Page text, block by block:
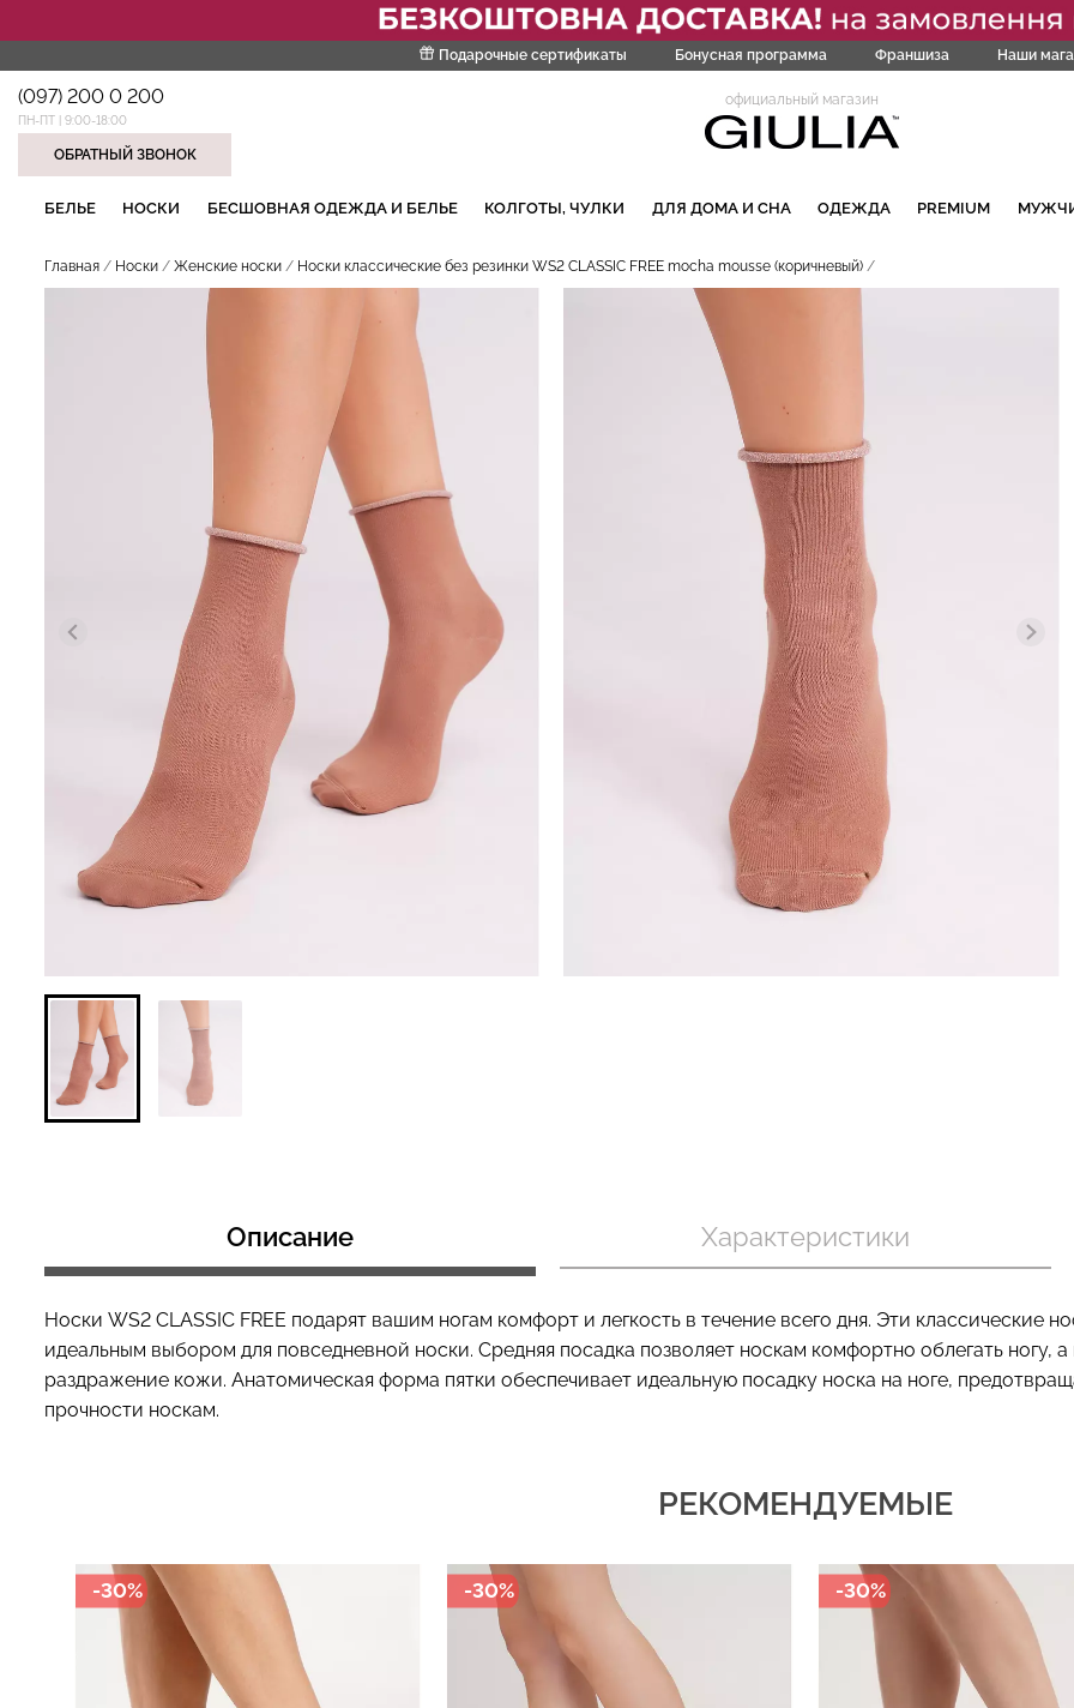
Подарочные сертификаты Бонусная программа Франшиза Наши
(097) 200 0 200
ПН-ПТ | 9:00-18:00
ОБРАТНЫЙ ЗВОНОК
официальный магазин
БЕЛЬЕ НОСКИ БЕСШОВНАЯ ОДЕЖДА И БЕЛЬЕ КОЛГОТЫ, ЧУЛКИ ДЛЯ ДОМА И СНА ОДЕЖДА PREMIUM
Главная Носки Женские носки Носки классические без резинки WS2 CLASSIC FREE mocha mousse (коричневый)
Описание Характеристики
Носки WS2 CLASSIC FREE подарят вашим ногам комфорт и легкость в течение всего дня. Эти классические
идеальным выбором для повседневной носки. Средняя посадка позволяет носкам комфортно облегать
раздражение кожи. Анатомическая форма пятки обеспечивает идеальную посадку носка на ноге,
прочности носкам.
РЕКОМЕНДУЕМЫЕ
-30% -30% -30%
НАШИ ТРЕНДОВЫЕ ТОВАРЫ
Бесшовные леггинсы из
микрофибры LEGGINGS 02
(черный) Giulia
552 грн.789 грн.
Бесшовные леггинсы
LEGGINGS (черный) Giulia
482 грн.
Велосипедки с высокой
талией TRACKS 01 (черный)
549 грн.
Бесшовная
легкой
BRASILIAN
CAMI TOP RIB black (черный)
бретелях CAMI TOP (белый)
Giulia